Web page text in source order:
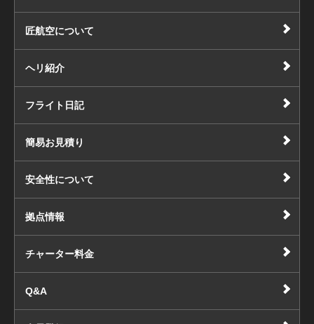
匠航空について
ヘリ紹介
フライト日記
簡易お見積り
安全性について
拠点情報
チャーター料金
Q&A